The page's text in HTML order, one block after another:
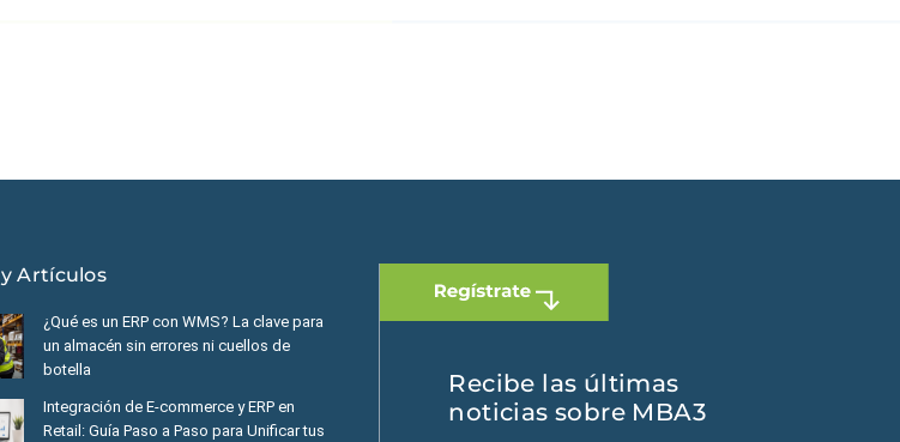
Artículos
¿Qué es un ERP con WMS? La clave para
un almacén sin errores ni cuellos de
botella
Integración de E-commerce y ERP en
Retail: Guía Paso a Paso para Unificar tus
Recibe las últimas
noticias sobre MBA3